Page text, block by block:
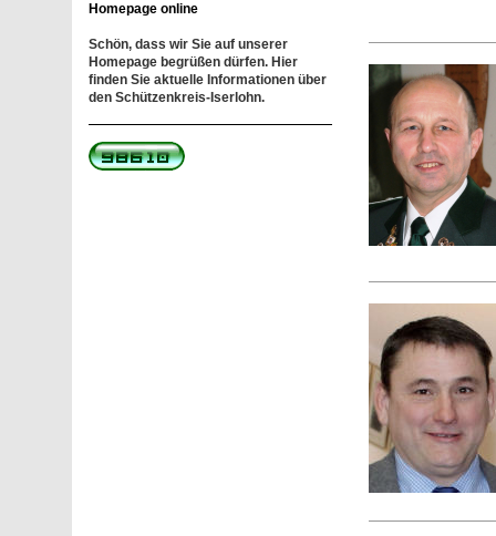
Homepage online
Schön, dass wir Sie auf unserer
Homepage begrüßen dürfen. Hier
finden Sie aktuelle Informationen über
den Schützenkreis-Iserlohn.